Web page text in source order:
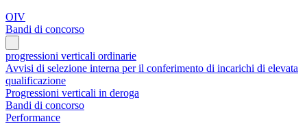
OIV
Bandi di concorso
progressioni verticali ordinarie
Avvisi di selezione interna per il conferimento di incarichi di elevata
qualificazione
Progressioni verticali in deroga
Bandi di concorso
Performance